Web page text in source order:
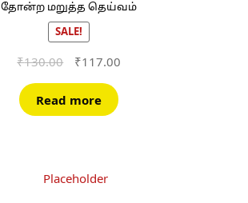
தோன்ற மறுத்த தெய்வம்
SALE!
₹130.00
Original
was:
₹130.00.
₹117.00Current
Read more